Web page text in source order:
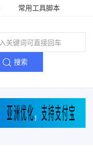
常用工具脚本
搜索